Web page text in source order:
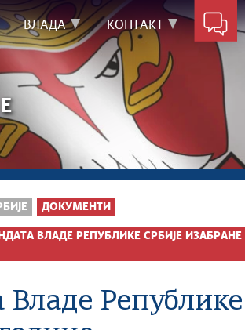
ВЛАДА КОНТАКТ
ДОКУМЕНТИ
ВЛАДЕ РЕПУБЛИКЕ СРБИЈЕ
Владе Републике